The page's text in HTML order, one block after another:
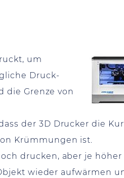
um
Druck-
die Grenze von
der 3D Drucker die
Krümmungen ist.
drucken, aber je höher
wieder aufwärmen